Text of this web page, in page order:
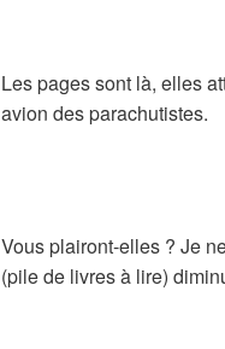
Les pages sont là, elles
avion des parachutistes.
Vous plairont-elles ? Je
(pile de livres à lire)